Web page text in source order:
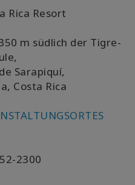
Rica Resort
m südlich der Tigre-
,
Sarapiquí,
Costa Rica
2300